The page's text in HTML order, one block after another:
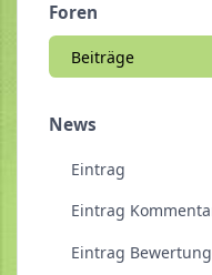
Foren
Beiträge
News
Eintrag
Eintrag
Eintrag